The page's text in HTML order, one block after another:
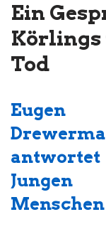
Ein
Körlings
Tod
Eugen
antwortet
Jungen
Menschen